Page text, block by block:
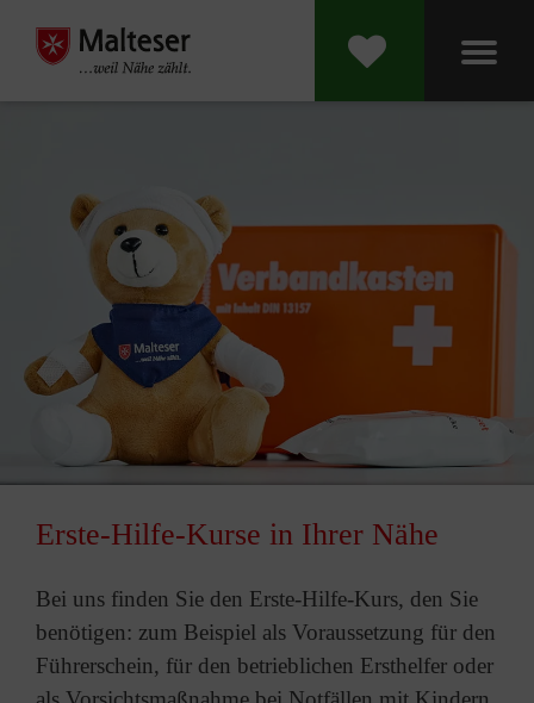
Erste-Hilfe-Kurse in Ihrer Nähe
Bei uns finden Sie den Erste-Hilfe-Kurs, den Sie
benötigen: zum Beispiel als Voraussetzung für den
Führerschein, für den betrieblichen Ersthelfer oder